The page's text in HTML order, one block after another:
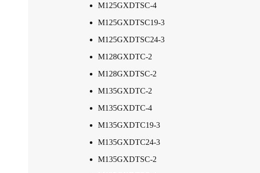
M125GXDTSC-4
M125GXDTSC19-3
M125GXDTSC24-3
M128GXDTC-2
M128GXDTSC-2
M135GXDTC-2
M135GXDTC-4
M135GXDTC19-3
M135GXDTC24-3
M135GXDTSC-2